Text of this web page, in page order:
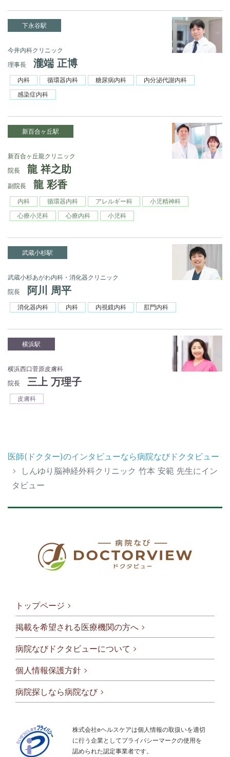
下永谷駅
今井内科クリニック
理事長
瀧端 正博
内科 循環器内科 糖尿病内科
内分泌代謝内科
感染症内科
新百合ヶ丘駅
新百合ヶ丘龍クリニック
院長
龍 祥之助
副院長 龍 彩香
内科 循環器内科 アレルギー科
小児精神科
心療小児科
心療内科 小児科
武蔵小杉駅
武蔵小杉あがわ内科・消化器クリニック
院長
阿川 周平
消化器内科 内科 内視鏡内科 肛門内科
横浜駅
横浜西口菅原皮膚科
院長
三上 万理子
皮膚科
医師(ドクター)のインタビューなら病院なびドクタビュー
しんゆり脳神経外科クリニック 竹本 安範 先生にイン
タビュー
フッタメニ
トップページ
掲載を希望される医療機関の方へ
病院なびドクタビューについて
個人情報保護方針
病院探しなら病院なび
株式会社eヘルスケアは個人情報の取扱いを適切
に行う企業としてプライバシーマークの使用を
認められた認定事業者です。